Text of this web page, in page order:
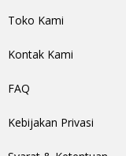
Toko Kami
Kontak Kami
FAQ
Kebijakan Privasi